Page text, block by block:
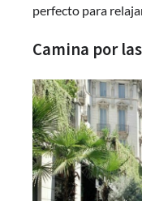
perfecto para
Camina por